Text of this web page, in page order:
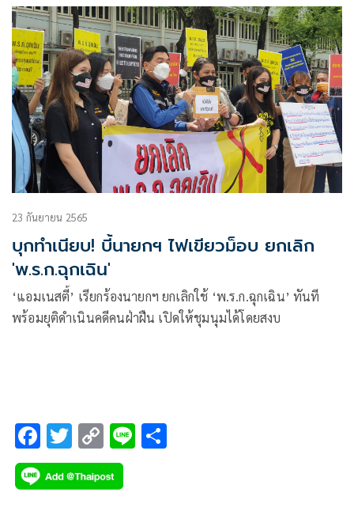
23 กันยายน 2565
บุกทำเนียบ! บี้นายกฯ ไฟเขียวม็อบ ยกเลิก
'พ.ร.ก.ฉุกเฉิน'
‘แอมเนสตี้’ เรียกร้องนายกฯ ยกเลิกใช้ ‘พ.ร.ก.ฉุกเฉิน’ ทันที
พร้อมยุติดำเนินคดีคนฝ่าฝืน เปิดให้ชุมนุมได้โดยสงบ
F
ac
e
T
wi
tt
C
o
p
Li